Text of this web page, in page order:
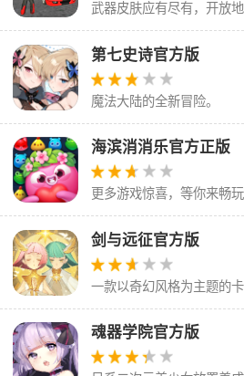
武器皮肤应有尽有，开放
索。
第七史诗官方版
魔法大陆的全新冒险。
海滨消消乐官方正版
更多游戏惊喜，等你来畅玩
剑与远征官方版
一款以奇幻风格为主题的
魂器学院官方版